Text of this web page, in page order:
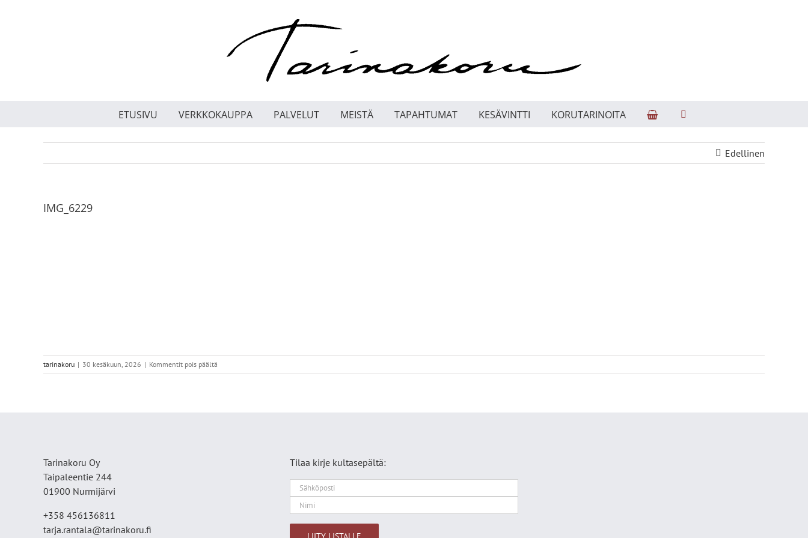
ETUSIVU VERKKOKAUPPA PALVELUT MEISTÄ TAPAHTUMAT KESÄVINTTI KORUTARINOITA
Edellinen
IMG_6229
tarinakoru | 30 kesäkuun, 2026 | Kommentit pois päältä
IMG_6229
Tarinakoru Oy
Taipaleentie 244
01900 Nurmijärvi
+358 456136811
tarja.rantala@tarinakoru.fi
Tilaa kirje kultasepältä: